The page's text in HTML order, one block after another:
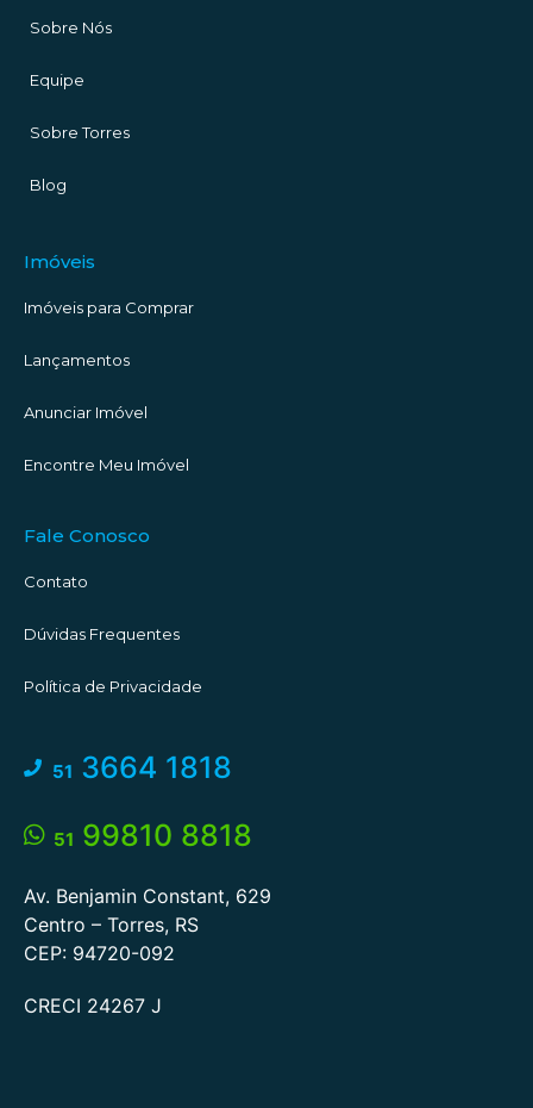
Sobre Nós
Equipe
Sobre Torres
Blog
Imóveis
Imóveis para Comprar
Lançamentos
Anunciar Imóvel
Encontre Meu Imóvel
Fale Conosco
Contato
Dúvidas Frequentes
Política de Privacidade
51 3664 1818
51 99810 8818
Av. Benjamin Constant, 629
Centro – Torres, RS
CEP: 94720-092
CRECI 24267 J